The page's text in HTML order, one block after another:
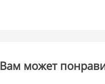
Вам может